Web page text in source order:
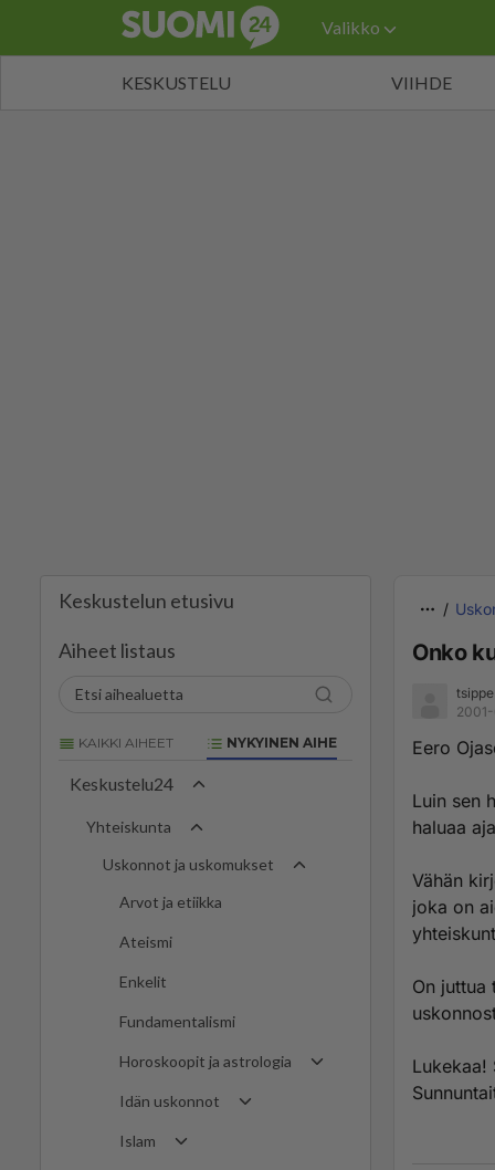
Valikko
KESKUSTELU VIIHDE
Keskustelun etusivu
Aiheet listaus
KAIKKI AIHEET NYKYINEN AIHE
Keskustelu24
Yhteiskunta
Uskonnot ja uskomukset
Arvot ja etiikka
Ateismi
Enkelit
Fundamentalismi
Horoskoopit ja astrologia
Idän uskonnot
Islam
Onko
tsippe
Eero
Luin sen
haluaa
Vähän
joka on
On juttua
Lukekaa!